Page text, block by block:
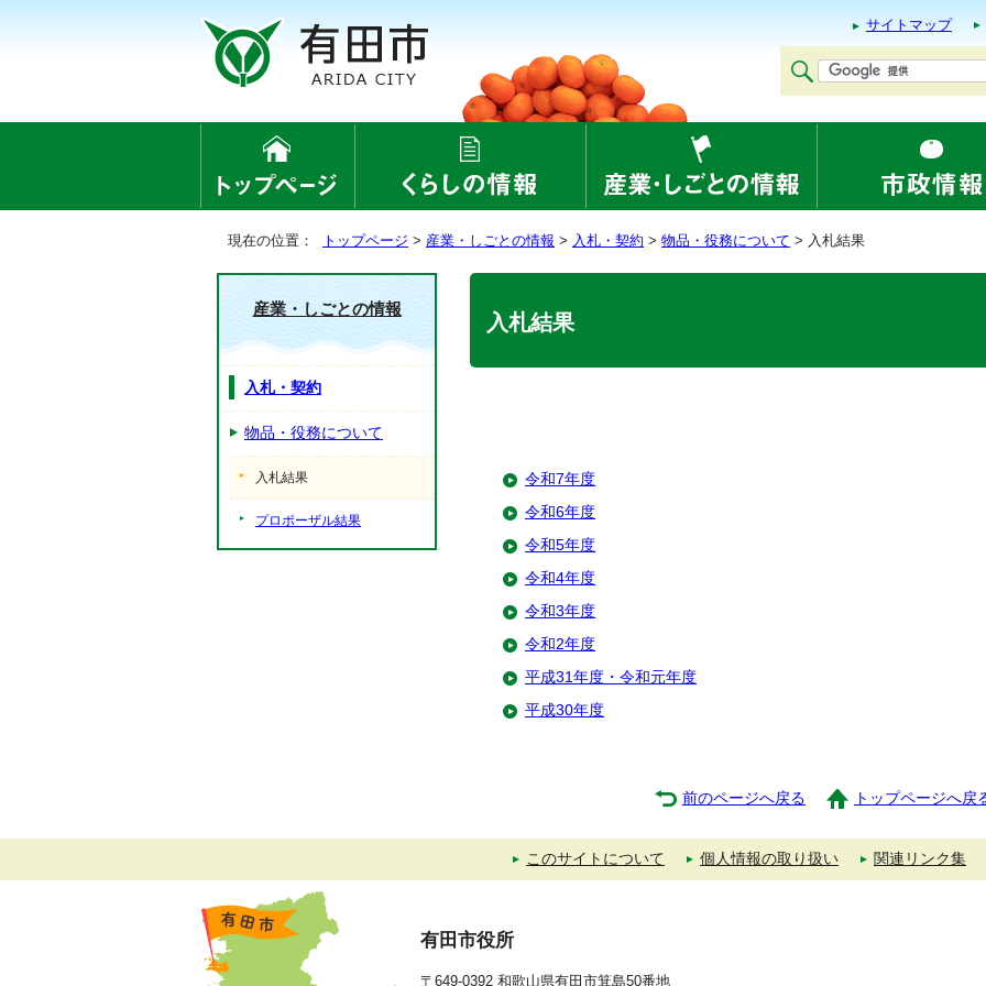
サイトマップ
現在の位置： トップページ > 産業・しごとの情報 > 入札・契約 > 物品・役務について > 入札結果
入札結果
令和7年度
令和6年度
令和5年度
令和4年度
令和3年度
令和2年度
平成31年度・令和元年度
平成30年度
産業・しごとの情報
入札・契約
物品・役務について
入札結果
プロポーザル結果
前のページへ戻る トップページへ戻
このサイトについて 個人情報の取り扱い 関連リンク集
有田市役所
〒649-0392 和歌山県有田市箕島50番地